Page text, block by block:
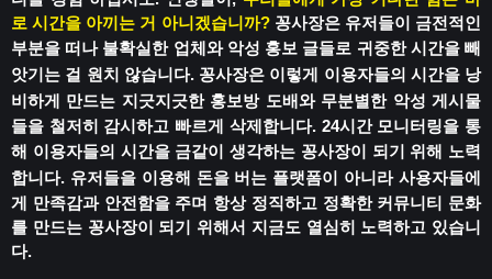
로 시간을 아끼는 거 아니겠습니까? 꽁사장은 유저들이 금전적인
부분을 떠나 불확실한 업체와 악성 홍보 글들로 귀중한 시간을 빼
앗기는 걸 원치 않습니다. 꽁사장은 이렇게 이용자들의 시간을 낭
비하게 만드는 지긋지긋한 홍보방 도배와 무분별한 악성 게시물
들을 철저히 감시하고 빠르게 삭제합니다. 24시간 모니터링을 통
해 이용자들의 시간을 금같이 생각하는 꽁사장이 되기 위해 노력
합니다. 유저들을 이용해 돈을 버는 플랫폼이 아니라 사용자들에
게 만족감과 안전함을 주며 항상 정직하고 정확한 커뮤니티 문화
를 만드는 꽁사장이 되기 위해서 지금도 열심히 노력하고 있습니
다.